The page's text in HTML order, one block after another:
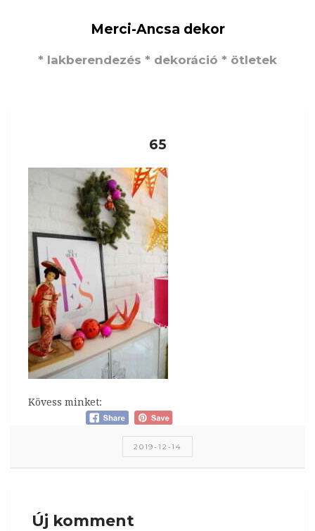
Merci-Ancsa dekor
* lakberendezés * dekoráció * ötletek
65
Kövess minket:
2019-12-14
Új komment